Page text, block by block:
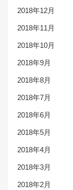
2018年12月
2018年11月
2018年10月
2018年9月
2018年8月
2018年7月
2018年6月
2018年5月
2018年4月
2018年3月
2018年2月